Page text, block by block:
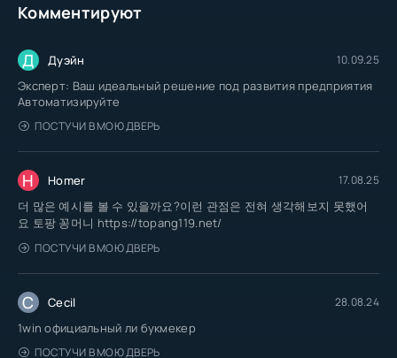
Комментируют
Д Дуэйн 10.09.25
Эксперт: Ваш идеальный решение под развития предприятия
Автоматизируйте
ПОСТУЧИ В МОЮ ДВЕРЬ
H Homer 17.08.25
더 많은 예시를 볼 수 있을까요?이런 관점은 전혀 생각해보지 못했어
요 토팡 꽁머니 https://topang119.net/
ПОСТУЧИ В МОЮ ДВЕРЬ
C Cecil 28.08.24
1win официальный ли букмекер
ПОСТУЧИ В МОЮ ДВЕРЬ